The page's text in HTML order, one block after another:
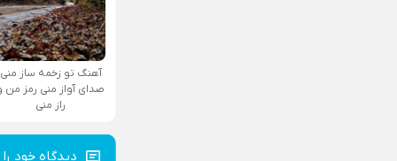
آهنگ تو زخمه ساز منی
صدای آواز منی رمز من
راز منی
دیدگاه خود